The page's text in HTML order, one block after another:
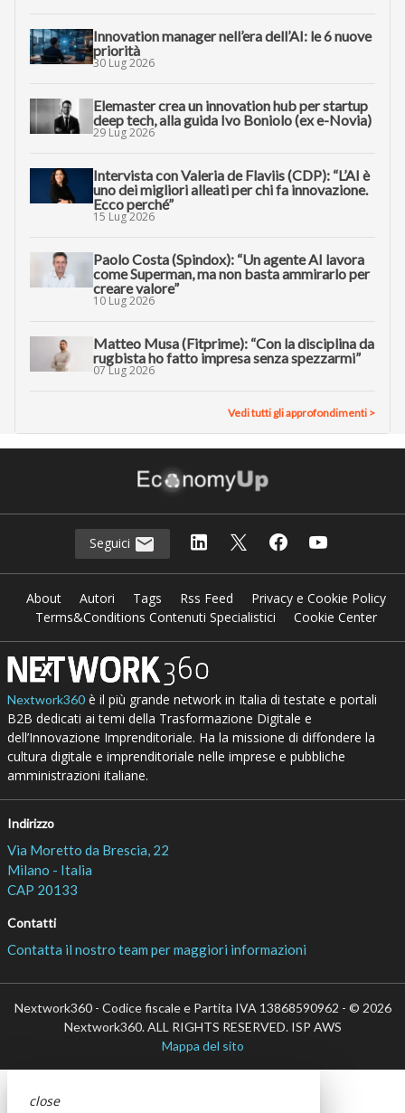
Innovation manager nell’era dell’AI: le 6 nuove
priorità
30 Lug 2026
Elemaster crea un innovation hub per startup
deep tech, alla guida Ivo Boniolo (ex e-Novia)
29 Lug 2026
Intervista con Valeria de Flaviis (CDP): “L’AI è
uno dei migliori alleati per chi fa innovazione.
Ecco perché”
15 Lug 2026
Paolo Costa (Spindox): “Un agente AI lavora
come Superman, ma non basta ammirarlo per
creare valore”
10 Lug 2026
Matteo Musa (Fitprime): “Con la disciplina da
rugbista ho fatto impresa senza spezzarmi”
07 Lug 2026
Vedi tutti gli approfondimenti >
Seguici
About Autori Tags Rss Feed
Privacy e Cookie Policy
Terms&Conditions Contenuti Specialistici
Cookie Center
Nextwork360è il più grande network in Italia di testate e portali
B2B dedicati ai temi della Trasformazione Digitale e
dell’Innovazione Imprenditoriale. Ha la missione di diffondere la
cultura digitale e imprenditoriale nelle imprese e pubbliche
amministrazioni italiane.
Indirizzo
Via Moretto da Brescia, 22
Milano - Italia
CAP 20133
Contatti
Contatta il nostro team per maggiori informazioni
Nextwork360 - Codice fiscale e Partita IVA 13868590962 - © 2026
Nextwork360. ALL RIGHTS RESERVED. ISP AWS
Mappa del sito
close